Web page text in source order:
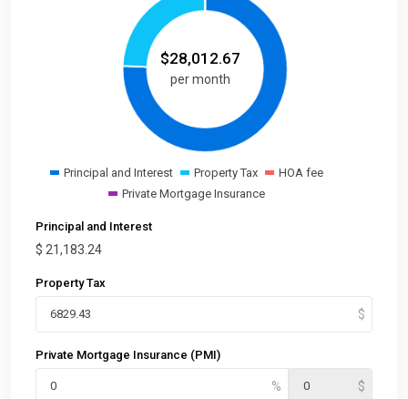
$28,012.67
per month
Principal and Interest Property Tax
HOA fee
Private Mortgage Insurance
Principal and Interest
$ 21,183.24
Property Tax
Private Mortgage Insurance (PMI)